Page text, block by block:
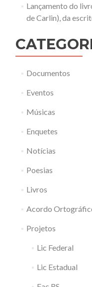
Lançamento do
de Carlin), da
Documentos
Eventos
Músicas
Enquetes
Notícias
Poesias
Livros
Acordo
Projetos
Lic Federal
Lic Estadual